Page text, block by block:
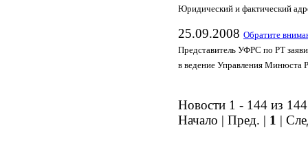
Юридический и фактический
25.09.2008 Обратите
Представитель УФРС по РТ
в ведение Управления Минюста
Новости 1 - 144 из 144
Начало | Пред. | 1 |